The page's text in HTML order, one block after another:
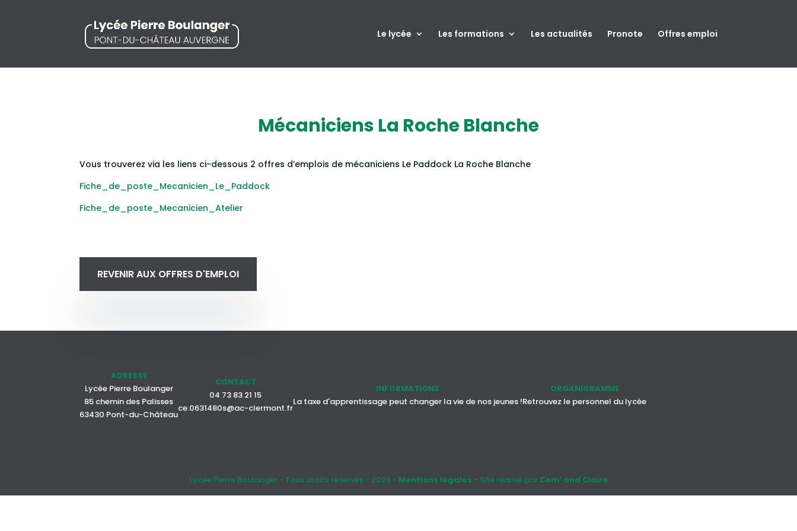
Le lycée Les formations Les actualités Pronote Offres emploi
Mécaniciens La Roche Blanche
Vous trouverez via les liens ci-dessous 2 offres d’emplois de mécaniciens Le Paddock La Roche Blanche
Fiche_de_poste_Mecanicien_Le_Paddock
Fiche_de_poste_Mecanicien_Atelier
REVENIR AUX OFFRES D'EMPLOI
ADRESSE
Lycée Pierre Boulanger
85 chemin des Palisses
63430 Pont-du-Château
CONTACT
04 73 83 21 15
ce.0631480s@ac-clermont.fr
INFORMATIONS
La taxe d'apprentissage peut changer la vie de nos jeunes !
ORGANIGRAMME
Retrouvez le personnel du lycée
Lycée Pierre Boulanger - Tous droits réservés - 2026 - Mentions légales - Site réalisé par Com' and Claire